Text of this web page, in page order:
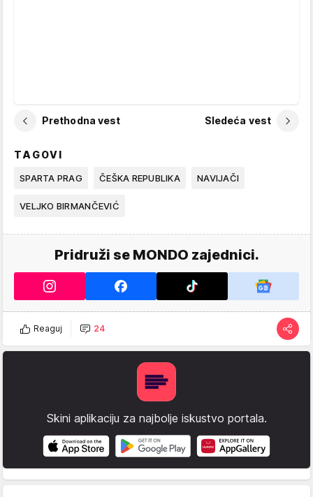
Prethodna vest Sledeća vest
TAGOVI
SPARTA PRAG ČEŠKA REPUBLIKA NAVIJAČI
VELJKO BIRMANČEVIĆ
Pridruži se MONDO zajednici.
Reaguj 24
Skini aplikaciju za najbolje iskustvo portala.